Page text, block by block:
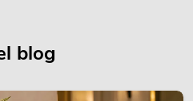
blog